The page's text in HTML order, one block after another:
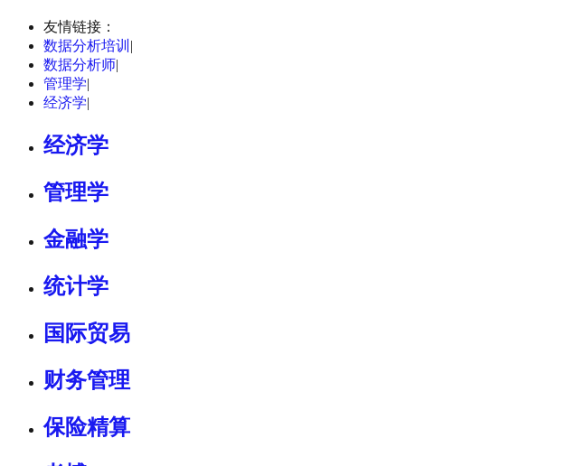
友情链接：
数据分析培训 |
数据分析师|
管理学|
经济学|
经济学
管理学
金融学
统计学
国际贸易
财务管理
保险精算